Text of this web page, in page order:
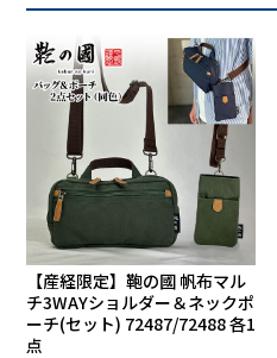
21. 黄昏のビギン
22. 見上げてごらん夜の星を
【DISC—３】
1. ああ上野駅
2. ふるさとのはなしをしよう
3. 涙の酒
4. なみだ船
5. 東京の灯よいつまでも
6. 皆の衆
7. 涙の連絡船
8. 星影のワルツ
9. 芸道一代
【産経限定】鞄の國 帆布マル
チ3WAYショルダー＆ネックポ
ーチ(セット) 72487/72488 各1
点